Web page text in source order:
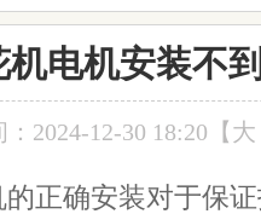
机电机安装不
2024-12-30 18:20【 大
确安装对于保证